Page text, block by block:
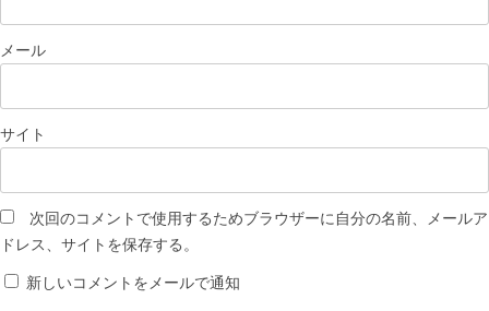
メール
サイト
次回のコメントで使用するためブラウザーに自分の名前、メールア
ドレス、サイトを保存する。
新しいコメントをメールで通知